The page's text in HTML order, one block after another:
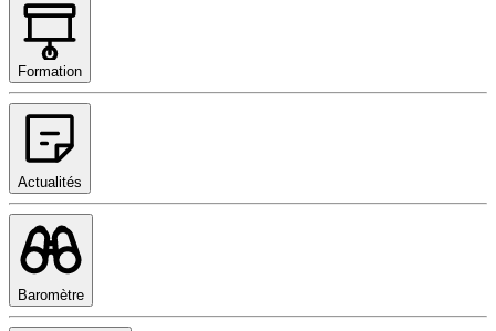
Formation
Actualités
Baromètre